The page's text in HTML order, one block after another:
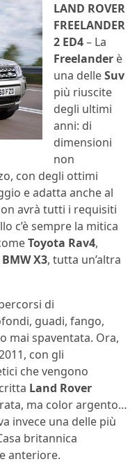
LAND ROVER
FREELANDER
2 ED4– La
Freelander è
una delleSuv
più riuscite
degli ultimi
anni: di
dimensioni
non
con degli ottimi
e adatta anche al
avrà tutti i requisiti
c’è sempre la mitica
Toyota Rav4,
BMW X3, tutta un’altra
di
guadi, fango,
mai spaventata. Ora,
con gli
che vengono
Land Rover
ma color argento…
invece una delle più
britannica
anteriore.